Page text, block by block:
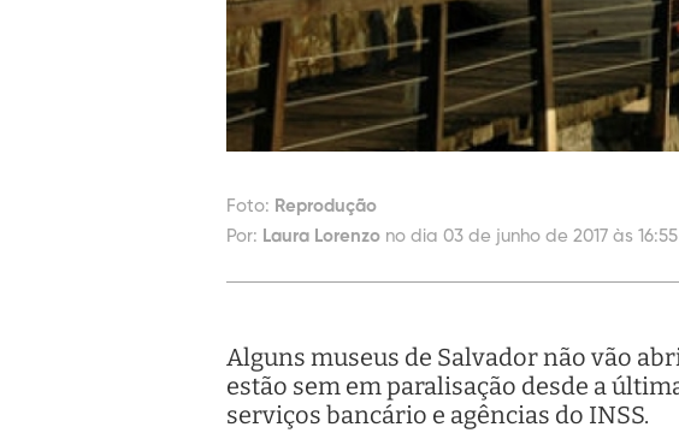
Foto: Reprodução
Por: Laura Lorenzo no dia 03 de junho de 2017 às 16:55
Alguns museus de Salvador não vão
estão sem em paralisação desde a
serviços bancário e agências do INSS.